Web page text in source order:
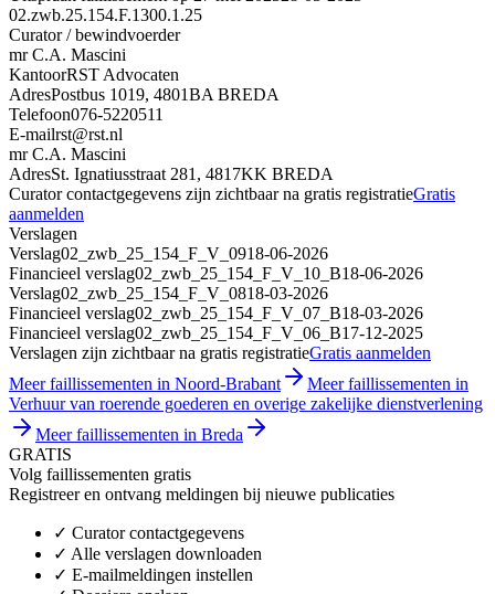
02.zwb.25.154.F.1300.1.25
Curator / bewindvoerder
mr C.A. Mascini
KantoorRST Advocaten
AdresPostbus 1019, 4801BA BREDA
Telefoon076-5220511
E-mailrst@rst.nl
mr C.A. Mascini
AdresSt. Ignatiusstraat 281, 4817KK BREDA
Curator contactgegevens zijn zichtbaar na gratis registratieGratis
aanmelden
Verslagen
Verslag02_zwb_25_154_F_V_0918-06-2026
Financieel verslag02_zwb_25_154_F_V_10_B18-06-2026
Verslag02_zwb_25_154_F_V_0818-03-2026
Financieel verslag02_zwb_25_154_F_V_07_B18-03-2026
Financieel verslag02_zwb_25_154_F_V_06_B17-12-2025
Verslagen zijn zichtbaar na gratis registratieGratis aanmelden
Meer faillissementen in Noord-Brabant
Meer faillissementen in
Verhuur van roerende goederen en overige zakelijke dienstverlening
Meer faillissementen in Breda
GRATIS
Volg faillissementen gratis
Registreer en ontvang meldingen bij nieuwe publicaties
✓ Curator contactgegevens
✓ Alle verslagen downloaden
✓ E-mailmeldingen instellen